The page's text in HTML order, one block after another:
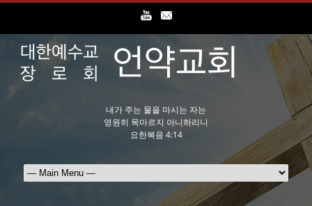
내가 주는 물을 마시는 자는
영원히 목마르지 아니하리니
요한복음 4:14